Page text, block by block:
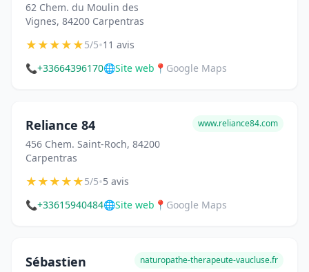
62 Chem. du Moulin des
Vignes, 84200 Carpentras
★★★★★5/5•11 avis
📞+33664396170🌐Site web 📍 Google Maps
Reliance 84
456 Chem. Saint-Roch, 84200
Carpentras
www.reliance84.com
★★★★★5/5•5 avis
📞+33615940484🌐Site web 📍 Google Maps
Sébastien
naturopathe-therapeute-vaucluse.fr